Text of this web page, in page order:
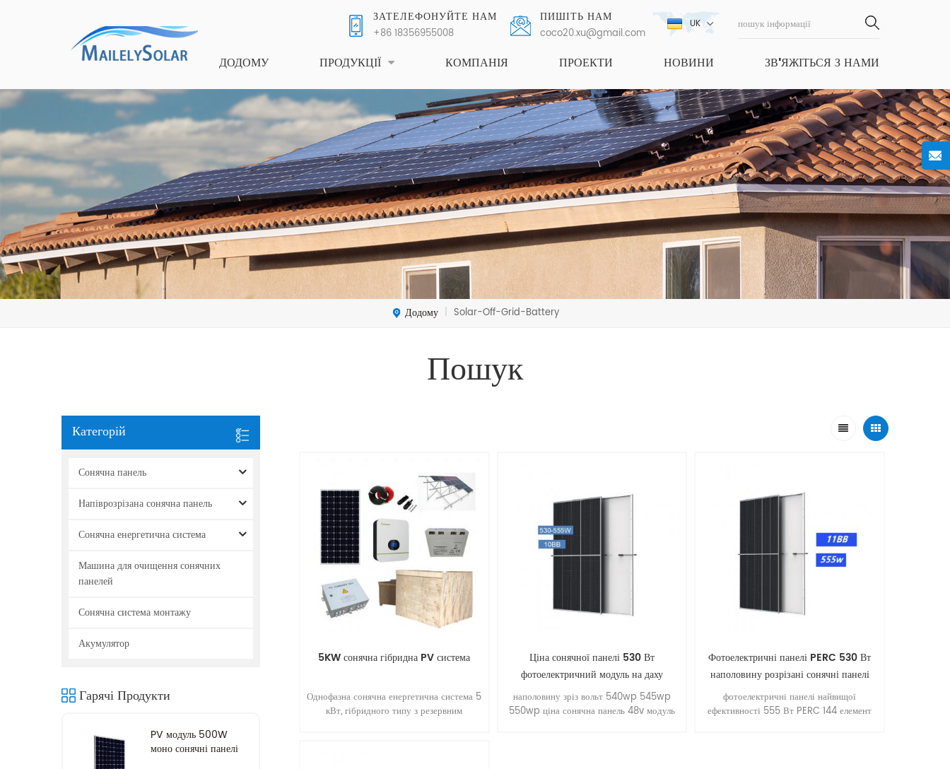
UK
ЗАТЕЛЕФОНУЙТЕ НАМ
+86 18356955008
ПИШІТЬ НАМ
coco20.xu@gmail.com
ДОДОМУ ПРОДУКЦІЇ КОМПАНІЯ ПРОЕКТИ НОВИНИ ЗВ'ЯЖІТЬСЯ З НАМИ
Додому | Solar-Off-Grid-Battery
Пошук
Категорій
Сонячна панель
Напіврозрізана сонячна панель
Сонячна енергетична система
Машина для очищення сонячних
панелей
Сонячна система монтажу
Акумулятор
Гарячі Продукти
PV модуль 500W
моно сонячні панелі
5KW сонячна гібридна PV система
Однофазна сонячна енергетична система 5
кВт, гібридного типу з резервним
Ціна сонячної панелі 530 Вт
фотоелектричний модуль на даху
наполовину зріз вольт 540wp 545wp
550wp ціна сонячна панель 48v модуль
Фотоелектричні панелі PERC 530 Вт
наполовину розрізані сонячні панелі
555 Вт
фотоелектричні панелі найвищої
ефективності 555 Вт PERC 144 елемент